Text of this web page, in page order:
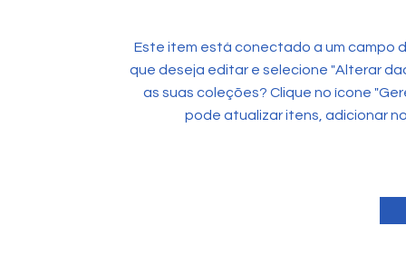
Este item está conectado a um campo
que deseja editar e selecione "Alterar
as suas coleções? Clique no ícone
pode atualizar itens, adicionar